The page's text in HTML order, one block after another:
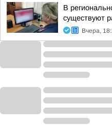
В
существуют
Вчера,